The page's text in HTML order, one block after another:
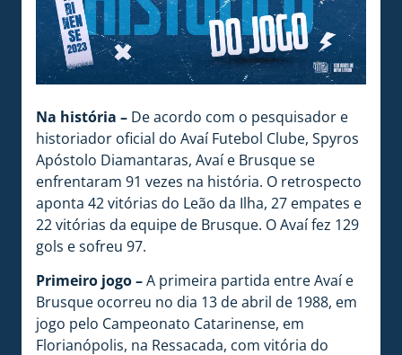
Na história – De acordo com o pesquisador e
historiador oficial do Avaí Futebol Clube, Spyros
Apóstolo Diamantaras, Avaí e Brusque se
enfrentaram 91 vezes na história. O retrospecto
aponta 42 vitórias do Leão da Ilha, 27 empates e
22 vitórias da equipe de Brusque. O Avaí fez 129
gols e sofreu 97.
Primeiro jogo –A primeira partida entre Avaí e
Brusque ocorreu no dia 13 de abril de 1988, em
jogo pelo Campeonato Catarinense, em
Florianópolis, na Ressacada, com vitória do